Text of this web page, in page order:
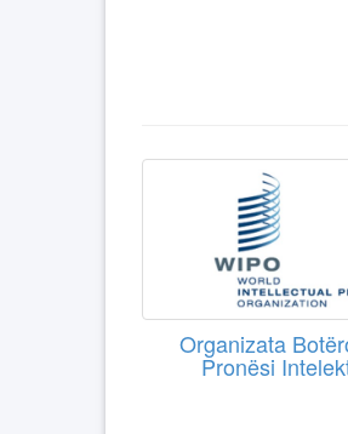
Organizata
Pronësi